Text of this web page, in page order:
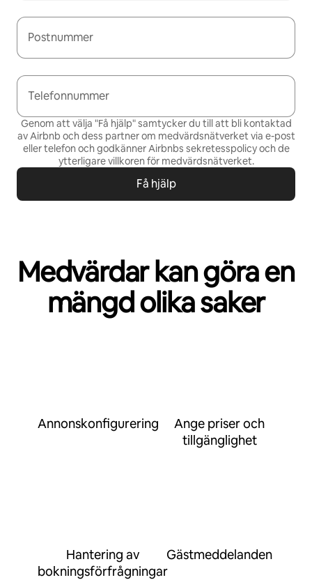
Postnummer
Telefonnummer
Genom att välja "Få hjälp" samtycker du till att bli kontaktad
av Airbnb och dess partner om medvärdsnätverket via e-post
eller telefon och godkänner Airbnbs sekretesspolicy och de
ytterligare villkoren för medvärdsnätverket.
Få hjälp
Medvärdar kan göra en
mängd olika saker
Annonskonfigurering
Ange priser och
tillgänglighet
Hantering av
bokningsförfrågningar
Gästmeddelanden